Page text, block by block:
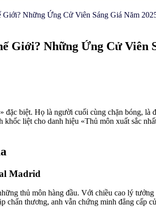
Những Ứng Cử Viên Sáng Giá Năm
Giới? Những Ứng Cử Viên
biệt. Họ là người cuối cùng chặn bóng,
khốc liệt cho danh hiệu «Thủ môn xuất sắc
Madrid
thủ môn hàng đầu. Với chiều cao lý
thương, anh vẫn chứng minh đẳng cấp